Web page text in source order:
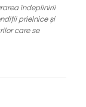
îndeplinirii
prielnice și
care se